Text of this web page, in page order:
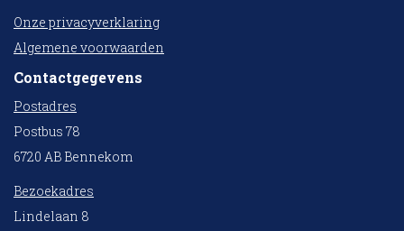
Onze privacyverklaring
Algemene voorwaarden
Contactgegevens
Postadres
Postbus 78
6720 AB Bennekom
Bezoekadres
Lindelaan 8